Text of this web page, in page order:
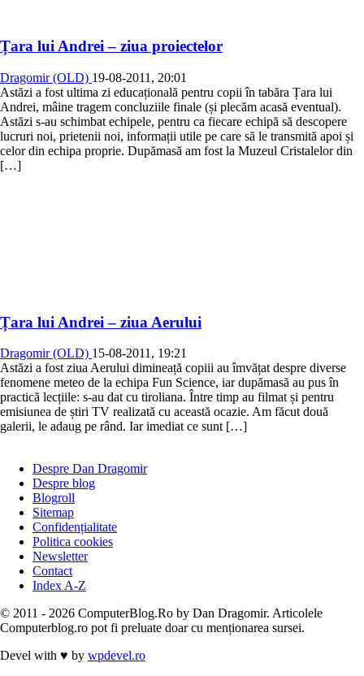
Țara lui Andrei – ziua proiectelor
Dragomir (OLD) 19-08-2011, 20:01
Astăzi a fost ultima zi educațională pentru copii în tabăra Țara lui
Andrei, mâine tragem concluziile finale (și plecăm acasă eventual).
Astăzi s-au schimbat echipele, pentru ca fiecare echipă să descopere
lucruri noi, prietenii noi, informații utile pe care să le transmită apoi și
celor din echipa proprie. Dupămasă am fost la Muzeul Cristalelor din
[…]
Țara lui Andrei – ziua Aerului
Dragomir (OLD) 15-08-2011, 19:21
Astăzi a fost ziua Aerului dimineață copiii au îmvățat despre diverse
fenomene meteo de la echipa Fun Science, iar dupămasă au pus în
practică lecțiile: s-au dat cu tiroliana. Între timp au filmat și pentru
emisiunea de știri TV realizată cu această ocazie. Am făcut două
galerii, le adaug pe rând. Iar imediat ce sunt […]
Despre Dan Dragomir
Despre blog
Blogroll
Sitemap
Confidențialitate
Politica cookies
Newsletter
Contact
Index A-Z
© 2011 - 2026 ComputerBlog.Ro by Dan Dragomir. Articolele
Computerblog.ro pot fi preluate doar cu menționarea sursei.
Devel with ♥ by wpdevel.ro